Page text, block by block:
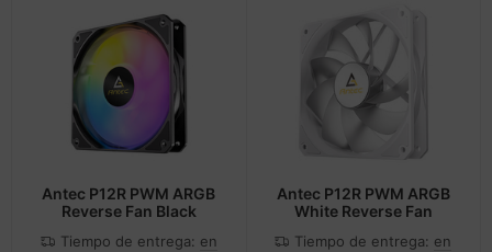
Antec P12R PWM ARGB
Reverse Fan Black
Tiempo de entrega: en
Antec P12R PWM ARGB
White Reverse Fan
Tiempo de entrega: en